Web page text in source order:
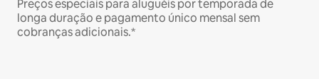
Preços especiais para aluguéis por temporada de
longa duração e pagamento único mensal sem
cobranças adicionais.*